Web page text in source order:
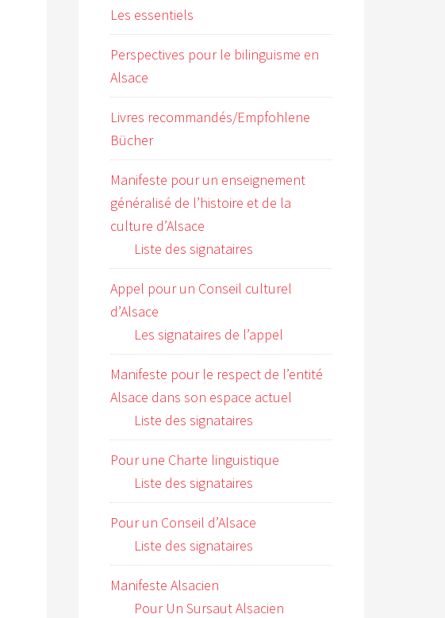
Les essentiels
Perspectives pour le bilinguisme en
Alsace
Livres recommandés/Empfohlene
Bücher
Manifeste pour un enseignement
généralisé de l’histoire et de la
culture d’Alsace
Liste des signataires
Appel pour un Conseil culturel
d’Alsace
Les signataires de l’appel
Manifeste pour le respect de l’entité
Alsace dans son espace actuel
Liste des signataires
Pour une Charte linguistique
Liste des signataires
Pour un Conseil d’Alsace
Liste des signataires
Manifeste Alsacien
Pour Un Sursaut Alsacien